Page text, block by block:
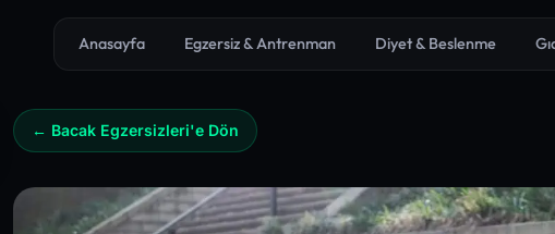
Anasayfa Egzersiz & Antrenman Diyet & Beslenme
← Bacak Egzersizleri'e Dön